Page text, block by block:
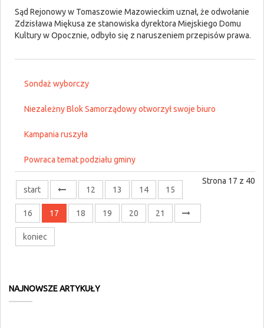
Sąd Rejonowy w Tomaszowie Mazowieckim uznał, że odwołanie
Zdzisława Miękusa ze stanowiska dyrektora Miejskiego Domu
Kultury w Opocznie, odbyło się z naruszeniem przepisów prawa.
Sondaż wyborczy
Niezależny Blok Samorządowy otworzył swoje biuro
Kampania ruszyła
Powraca temat podziału gminy
Strona 17 z 40
start
12 13 14 15
16 17 18 19 20 21
koniec
NAJNOWSZE ARTYKUŁY